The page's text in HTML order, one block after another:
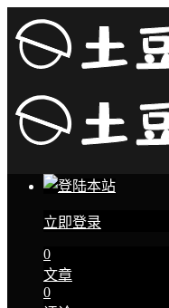
立即登录
0
文章
0